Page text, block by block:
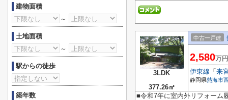
3LDK
377.26㎡
中古一戸建
2,580万円
伊東線 「 来
静岡県熱海市
■令和7年に室内外リフォーム
建物面積
～
土地面積
～
駅からの徒歩
築年数